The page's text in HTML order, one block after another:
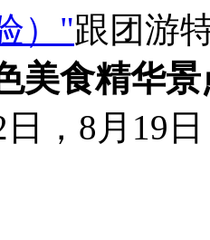
）"跟团游
美食精华
日，8月19